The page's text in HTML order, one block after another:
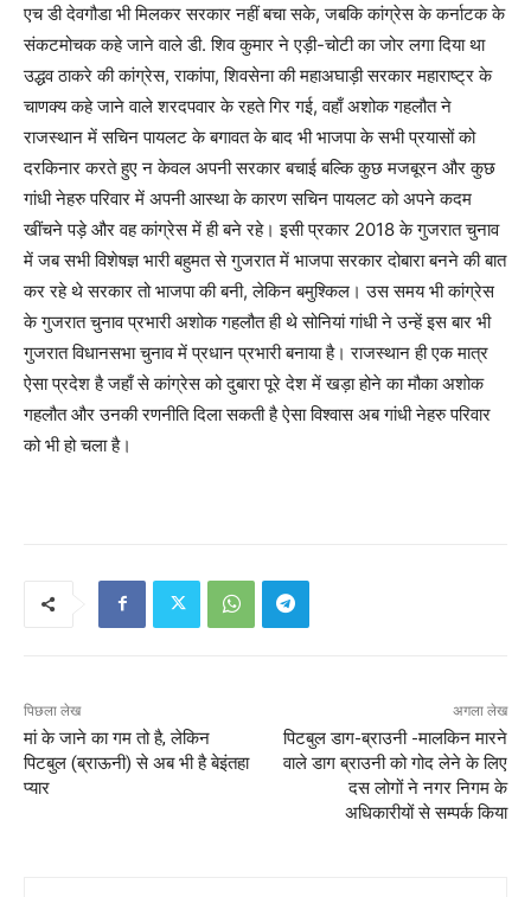
एच डी देवगौडा भी मिलकर सरकार नहीं बचा सके, जबकि कांग्रेस के कर्नाटक के
संकटमोचक कहे जाने वाले डी. शिव कुमार ने एड़ी-चोटी का जोर लगा दिया था
उद्धव ठाकरे की कांग्रेस, राकांपा, शिवसेना की महाअघाड़ी सरकार महाराष्ट्र के
चाणक्य कहे जाने वाले शरदपवार के रहते गिर गई, वहाँ अशोक गहलौत ने
राजस्थान में सचिन पायलट के बगावत के बाद भी भाजपा के सभी प्रयासों को
दरकिनार करते हुए न केवल अपनी सरकार बचाई बल्कि कुछ मजबूरन और कुछ
गांधी नेहरु परिवार में अपनी आस्था के कारण सचिन पायलट को अपने कदम
खींचने पड़े और वह कांग्रेस में ही बने रहे। इसी प्रकार 2018 के गुजरात चुनाव
में जब सभी विशेषज्ञ भारी बहुमत से गुजरात में भाजपा सरकार दोबारा बनने की बात
कर रहे थे सरकार तो भाजपा की बनी, लेकिन बमुश्किल। उस समय भी कांग्रेस
के गुजरात चुनाव प्रभारी अशोक गहलौत ही थे सोनियां गांधी ने उन्हें इस बार भी
गुजरात विधानसभा चुनाव में प्रधान प्रभारी बनाया है। राजस्थान ही एक मात्र
ऐसा प्रदेश है जहाँ से कांग्रेस को दुबारा पूरे देश में खड़ा होने का मौका अशोक
गहलौत और उनकी रणनीति दिला सकती है ऐसा विश्वास अब गांधी नेहरु परिवार
को भी हो चला है।
पिछला लेख
मां के जाने का गम तो है, लेकिन
पिटबुल (ब्राऊनी) से अब भी है बेइंतहा
प्यार
अगला लेख
पिटबुल डाग-ब्राउनी -मालकिन मारने
वाले डाग ब्राउनी को गोद लेने के लिए
दस लोगों ने नगर निगम के
अधिकारीयों से सम्पर्क किया